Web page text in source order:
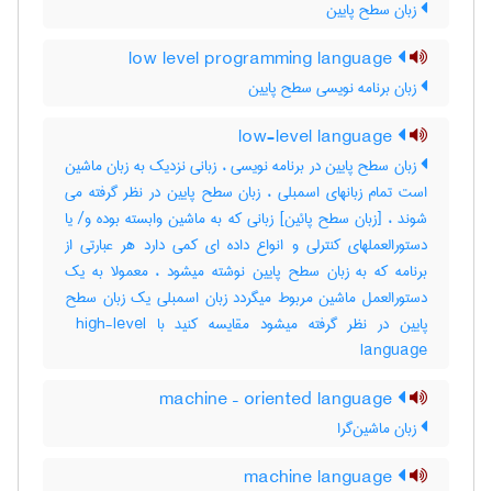
زبان سطح پایین
زبان برنامه نویسی سطح پایین
زبان سطح پایین در برنامه نویسی ، زبانی نزدیک به زبان ماشین
است تمام زبانهای اسمبلی ، زبان سطح پایین در نظر گرفته می
شوند ، [زبان سطح پائین] زبانی که به ماشین وابسته بوده و‎/ یا
دستورالعملهای کنترلی و انواع داده ای کمی دارد هر عبارتی از
برنامه که به زبان سطح پایین نوشته میشود ، معمولا به یک
دستورالعمل ماشین مربوط میگردد زبان اسمبلی یک زبان سطح
پایین در نظر گرفته میشود مقایسه کنید با ‎ high-level
language
زبان ماشین‌گرا